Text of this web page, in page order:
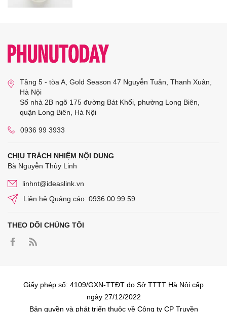
Tầng 5 - tòa A, Gold Season 47 Nguyễn Tuân, Thanh Xuân,
Hà Nội
Số nhà 2B ngõ 175 đường Bát Khối, phường Long Biên,
quận Long Biên, Hà Nội
0936 99 3933
CHỊU TRÁCH NHIỆM NỘI DUNG
Bà Nguyễn Thùy Linh
linhnt@ideaslink.vn
Liên hệ Quảng cáo: 0936 00 99 59
THEO DÕI CHÚNG TÔI
Giấy phép số: 4109/GXN-TTĐT do Sở TTTT Hà Nội cấp
ngày 27/12/2022
Bản quyền và phát triển thuộc về Công ty CP Truyền